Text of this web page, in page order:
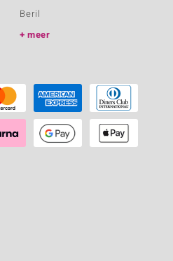
Beril
meer